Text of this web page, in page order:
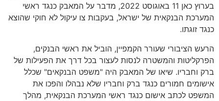
בערוץ כאן 11 באוגוסט 2022, מדבר על המאבק כנגד ראשי
המערכת הבנקאית של ישראל, בעקבות צו עיקול לא חוקי שהוצא
כנגד זוגתו.
הרעש הציבורי שעורר הקמפיין, הוביל את ראשי הבנקים,
הפרקליטות והמשטרה לנסות לעצור בכל דרך את הפעילות של
ברק וחבריו. שיאו של המאבק היה "משפט הבנקאים" שכלל
אישומים חמורים כנגד ברק וחבריו שלא נבהלו והפכו את
המשפט לכתב אישום כנגד ראשי המערכת הבנקאית, מהלך